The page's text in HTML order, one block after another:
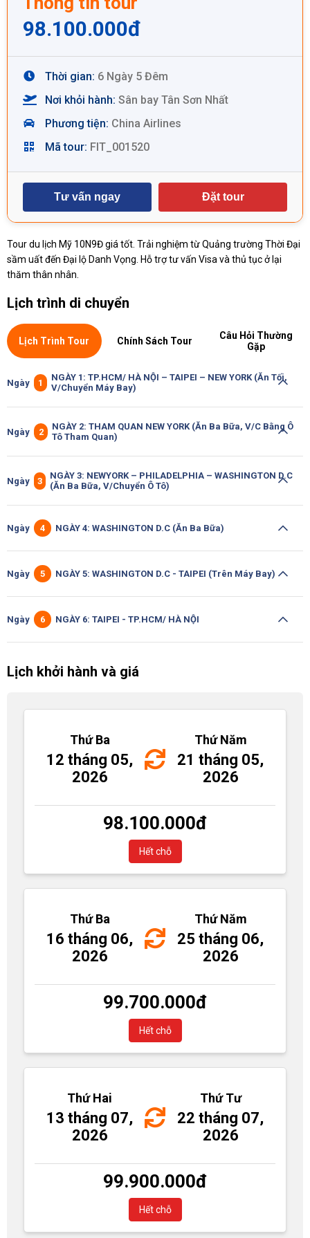
98.100.000đ
Thời gian: 6 Ngày 5 Đêm
Nơi khỏi hành: Sân bay Tân Sơn Nhất
Phương tiện: China Airlines
Mã tour: FIT_001520
Tư vấn ngay Đặt tour
Tour du lịch Mỹ 10N9Đ giá tốt. Trải nghiệm từ Quảng trường Thời Đại
sầm uất đến Đại lộ Danh Vọng. Hỗ trợ tư vấn Visa và thủ tục ở lại
thăm thân nhân.
Lịch trình di chuyển
Lịch Trình Tour Chính Sách Tour
Câu Hỏi Thường
Gặp
Ngày 1
NGÀY 1: TP.HCM/ HÀ NỘI – TAIPEI – NEW YORK (Ăn Tối,
V/chuyển Máy Bay)
Ngày 2
NGÀY 2: THAM QUAN NEW YORK (Ăn Ba Bữa, V/c Bằng Ô
Tô Tham Quan)
Ngày 3
NGÀY 3: NEWYORK – PHILADELPHIA – WASHINGTON D.C
(Ăn Ba Bữa, V/chuyển Ô Tô)
Ngày 4 NGÀY 4: WASHINGTON D.C (Ăn Ba Bữa)
Ngày 5 NGÀY 5: WASHINGTON D.C - TAIPEI (trên Máy Bay)
Ngày 6 NGÀY 6: TAIPEI - TP.HCM/ HÀ NỘI
Lịch khởi hành và giá
Thứ Ba
12 tháng 05,
2026
Thứ Năm
21 tháng 05,
2026
98.100.000đ
Hết chỗ
Thứ Ba
16 tháng 06,
2026
Thứ Năm
25 tháng 06,
2026
99.700.000đ
Hết chỗ
Thứ Hai
13 tháng 07,
2026
Thứ Tư
22 tháng 07,
2026
99.900.000đ
Hết chỗ